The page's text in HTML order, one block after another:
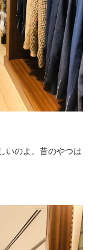
いのよ。昔のやつは